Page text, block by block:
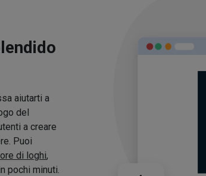
aiutarti a
del
a creare
Puoi
di loghi,
pochi minuti.